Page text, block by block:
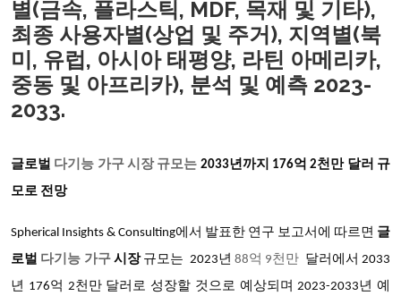
별(금속, 플라스틱, MDF, 목재 및 기타),
최종 사용자별(상업 및 주거), 지역별(북
미, 유럽, 아시아 태평양, 라틴 아메리카,
중동 및 아프리카), 분석 및 예측 2023-
2033.
글로벌 다기능 가구 시장 규모는 2033년까지 176억 2천만 달러 규
모로 전망
Spherical Insights & Consulting에서 발표한 연구 보고서에 따르면 글
로벌 다기능 가구 시장규모는 2023년 88억 9천만 달러에서 2033
년 176억 2천만 달러로 성장할 것으로 예상되며 2023-2033년 예